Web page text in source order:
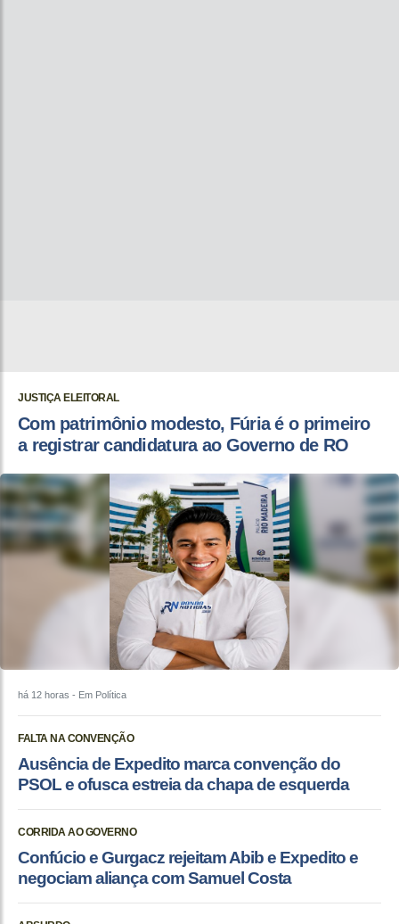
JUSTIÇA ELEITORAL
Com patrimônio modesto, Fúria é o primeiro
a registrar candidatura ao Governo de RO
há 12 horas - Em Política
FALTA NA CONVENÇÃO
Ausência de Expedito marca convenção do
PSOL e ofusca estreia da chapa de esquerda
CORRIDA AO GOVERNO
Confúcio e Gurgacz rejeitam Abib e Expedito e
negociam aliança com Samuel Costa